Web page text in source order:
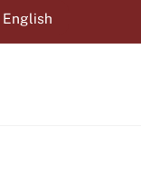
English